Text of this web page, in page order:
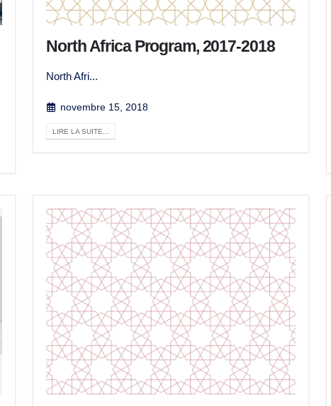
North Africa Program, 2017-2018
North Afri...
novembre 15, 2018
LIRE LA SUITE...